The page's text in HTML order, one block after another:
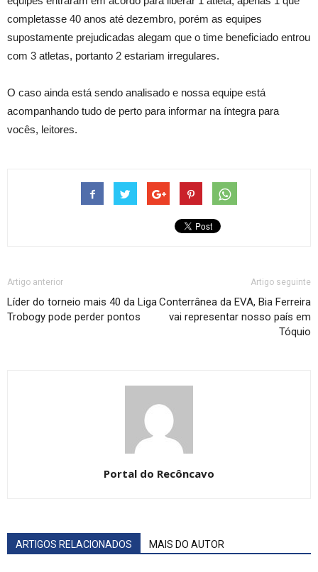
completasse 40 anos até dezembro, porém as equipes
supostamente prejudicadas alegam que o time beneficiado entrou
com 3 atletas, portanto 2 estariam irregulares.
O caso ainda está sendo analisado e nossa equipe está
acompanhando tudo de perto para informar na íntegra para
vocês, leitores.
Artigo anterior
Líder do torneio mais 40 da Liga
Trobogy pode perder pontos
Artigo seguinte
Conterrânea da EVA, Bia Ferreira
vai representar nosso país em
Tóquio
Portal do Recôncavo
ARTIGOS RELACIONADOS MAIS DO AUTOR